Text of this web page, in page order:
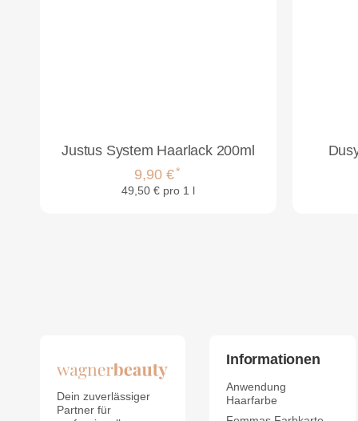
Justus System Haarlack 200ml
9,90 €*
49,50 € pro 1 l
Dein zuverlässiger
Partner für
Informationen
Anwendung
Haarfarbe